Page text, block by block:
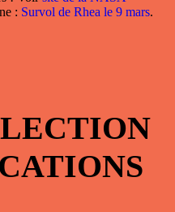
: Survol de Rhea le 9 mars.